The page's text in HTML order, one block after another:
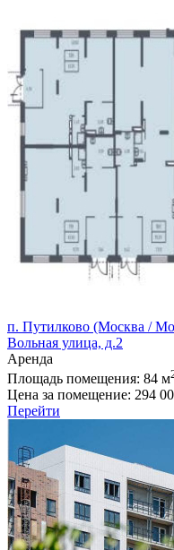
п. Путилково (Москва /
Вольная улица, д.2
Аренда
Площадь помещения: 84 м
Цена за помещение: 294
Перейти